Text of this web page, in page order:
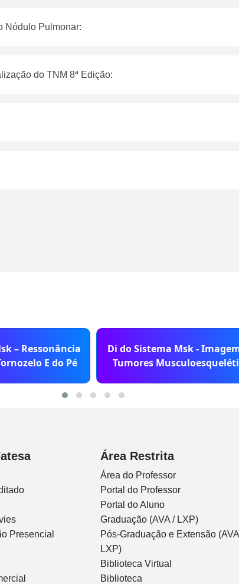
Nódulo Pulmonar:
do TNM 8ª Edição:
– Ressonância
E do Pé
Di do Sistema Msk -
Tumores
Presencial
Área Restrita
Área do Professor
Portal do Professor
Portal do Aluno
Graduação (AVA / LXP)
Pós-Graduação e Extensão
LXP)
Biblioteca Virtual
Biblioteca